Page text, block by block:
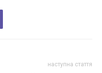
наступна стаття